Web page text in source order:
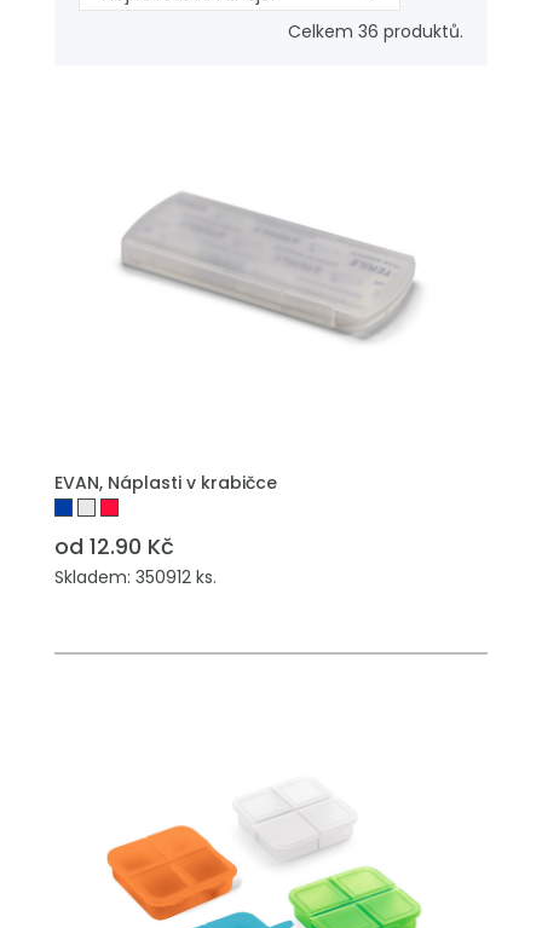
Celkem 36 produktů.
EVAN, Náplasti v krabičce
od 12.90 Kč
Skladem: 350912 ks.